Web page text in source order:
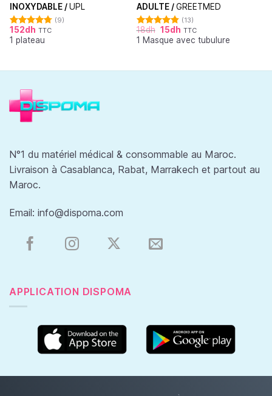
INOXYDABLE /UPL
Note4.78
sur 5
(9)
152dh TTC
1 plateau
ADULTE /GREETMED
Note
4.85
sur 5
(13)
18dh 15dh TTC
1 Masque avec tubulure
N°1 du matériel médical & consommable au Maroc.
Livraison à Casablanca, Rabat, Marrakech et partout au
Maroc.
Email: info@dispoma.com
APPLICATION DISPOMA